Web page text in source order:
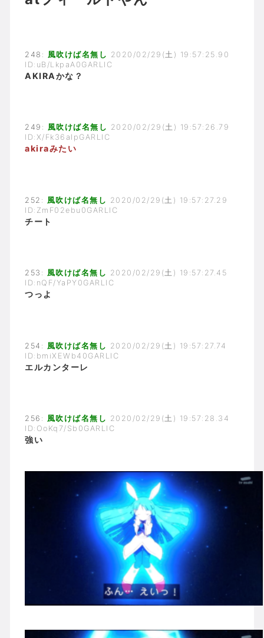
248: 風吹けば名無し 2020/02/29(土) 19:57:25.90
ID:uB/LkpaA0GARLIC
AKIRAかな？
249: 風吹けば名無し 2020/02/29(土) 19:57:26.79
ID:X/Fk36aIpGARLIC
akiraみたい
252: 風吹けば名無し 2020/02/29(土) 19:57:27.29
ID:ZmF02ebu0GARLIC
チート
253: 風吹けば名無し 2020/02/29(土) 19:57:27.45
ID:nQF/YaPY0GARLIC
つっよ
254: 風吹けば名無し 2020/02/29(土) 19:57:27.74
ID:bmiXEWb40GARLIC
エルカンターレ
256: 風吹けば名無し 2020/02/29(土) 19:57:28.34
ID:OoKq7/Sb0GARLIC
強い